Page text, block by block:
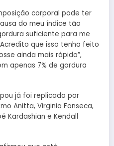
corporal pode ter
do meu índice tão
suficiente para me
que isso tenha feito
ainda mais rápido”,
apenas 7% de gordura
já foi replicada por
Anitta, Virginia Fonseca,
Kardashian e Kendall